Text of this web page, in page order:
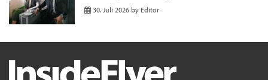
30. Juli 2026 by Editor